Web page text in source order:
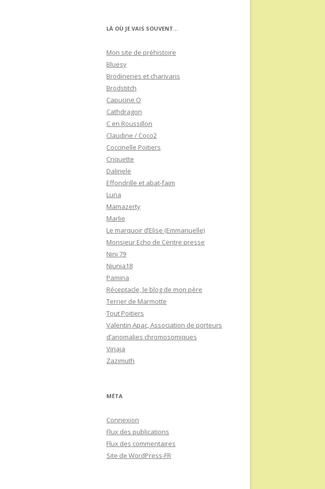
LÀ OÙ JE VAIS SOUVENT…
Mon site de préhistoire
Bluesy
Brodineries et charivaris
Brodstitch
Capucine O
Cathdragon
C en Roussillon
Claudine / Coco2
Coccinelle Poitiers
Criquette
Dalinele
Effondrille et abat-faim
Luna
Mamazerty
Marlie
Le marquoir d’Elise (Emmanuelle)
Monsieur Echo de Centre presse
Nini 79
Niunia18
Pamina
Réceptacle, le blog de mon père
Terrier de Marmotte
Tout Poitiers
Valentin Apac, Association de porteurs
d’anomalies chromosomiques
Virjaja
Zazimuth
MÉTA
Connexion
Flux des publications
Flux des commentaires
Site de WordPress-FR